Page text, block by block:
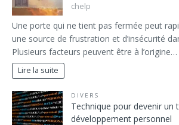
chelp
Une porte qui ne tient pas fermée peut
une source de frustration et d’insécurité
Plusieurs facteurs peuvent être à l’origine…
Lire la suite
DIVERS
Technique pour devenir un
développement personnel